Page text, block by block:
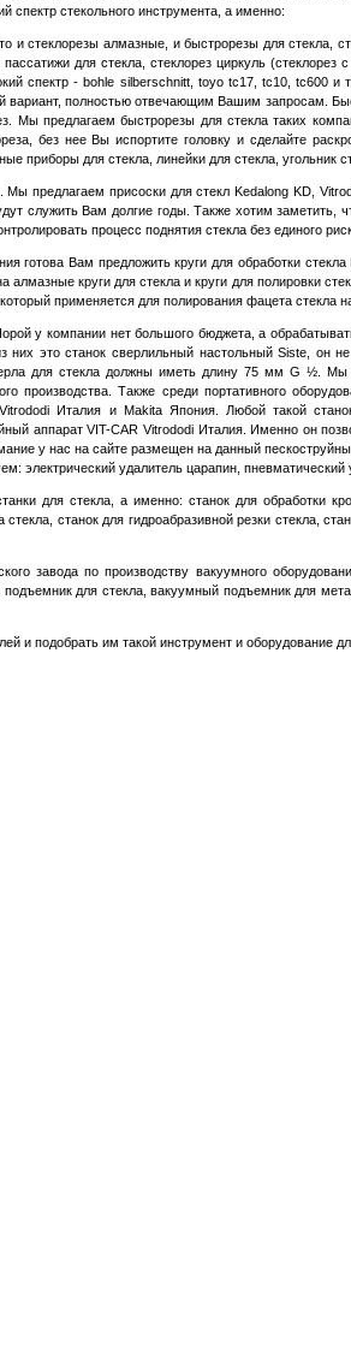
спектр стекольного инструмента, а именно:
стеклорезы алмазные, и быстрорезы для стекла,
для стекла, стеклорез циркуль
спектр - bohle silberschnitt, toyo tc17, tc10, tc600
вариант, полностью отвечающим Вашим запросам.
Мы предлагаем быстрорезы для стекла таких
без нее Вы испортите головку и сделайте
приборы для стекла, линейки для стекла, угольник
предлагаем присоски для стекл Kedalong KD,
служить Вам долгие годы. Также хотим заметить,
процесс поднятия стекла без единого
Вам предложить круги для обработки
круги для стекла и круги для полировки
применяется для полирования фацета стекла на
у компании нет большого бюджета, а
это станок сверлильный настольныйSiste, он
для стекла должны иметь длину 75 мм G ½. Мы
производства. Также среди портативного
Vitrododi Италия и Makita Япония. Любой такой
аппарат VIT-CAR Vitrododi Италия. Именно он
у нас на сайте размещен на данный
электрический удалитель царапин, пневматический
для стекла, а именно: станок для обработки
станок для гидроабразивной резки стекла,
завода по производству вакуумного
для стекла, вакуумный подъемник для
и подобрать им такой инструмент и оборудование